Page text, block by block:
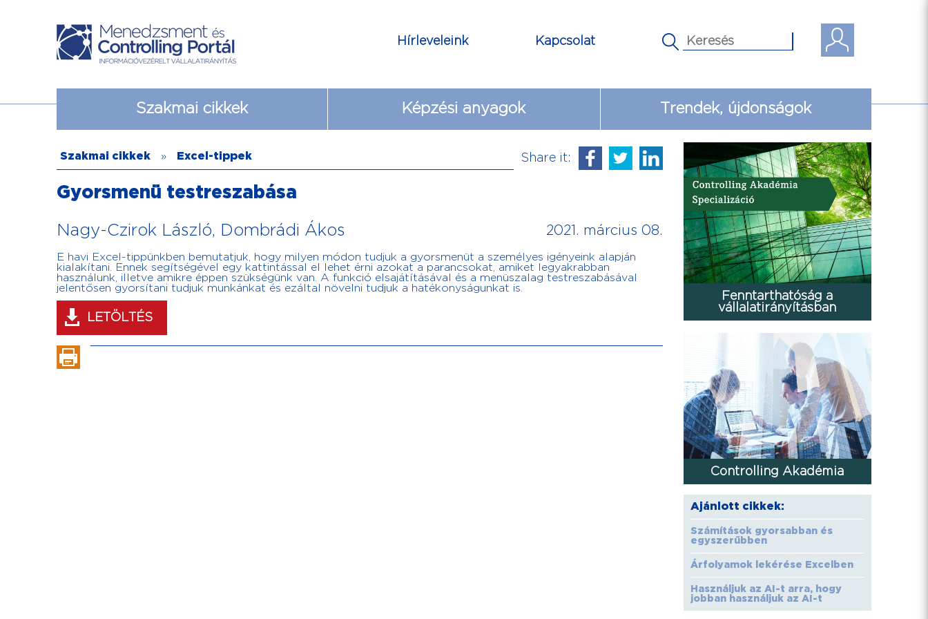
Kapcsolat
Hírleveleink
Szakmai cikkek Képzési anyagok Trendek, újdonságok
Szakmai cikkek » Excel-tippek Share it:
Gyorsmenü testreszabása
Nagy-Czirok László, Dombrádi Ákos 2021. március 08.
E havi Excel-tippünkben bemutatjuk, hogy milyen módon tudjuk a gyorsmenüt a személyes igényeink alapján
kialakítani. Ennek segítségével egy kattintással el lehet érni azokat a parancsokat, amiket legyakrabban
használunk, illetve amikre éppen szükségünk van. A funkció elsajátításával és a menüszalag testreszabásával
jelentősen gyorsítani tudjuk munkánkat és ezáltal növelni tudjuk a hatékonyságunkat is.
LETÖLTÉS
Fenntarthatóság a
vállalatirányításban
Controlling Akadémia
Ajánlott cikkek:
Számítások gyorsabban és
egyszerűbben
Árfolyamok lekérése Excelben
Használjuk az AI-t arra, hogy
jobban használjuk az AI-t